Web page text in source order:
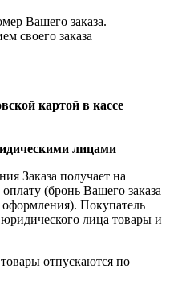
Вашего заказа.
своего заказа
картой в кассе
лицами
Заказа получает на
(бронь Вашего заказа
оформления). Покупатель
юридического лица товары и
отпускаются по